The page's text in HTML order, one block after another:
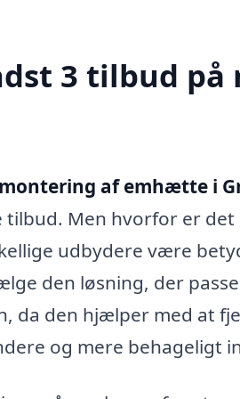
3 tilbud på
montering af emhætte i
Men hvorfor er det
udbydere være
den løsning, der
da den hjælper med at
og mere behageligt